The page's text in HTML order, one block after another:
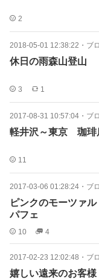
2
2018-05-01 12:38:22 ・ ブ
休日の雨森山登山
3 1
2017-08-31 10:57:04 ・ ブ
軽井沢～東京 珈琲
11
2017-03-06 01:28:24 ・ ブ
ピンクのモーツァ
パフェ
10 4
2017-02-23 12:02:48 ・ ブ
嬉しい遠来のお客様